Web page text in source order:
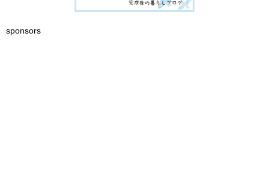
sponsors